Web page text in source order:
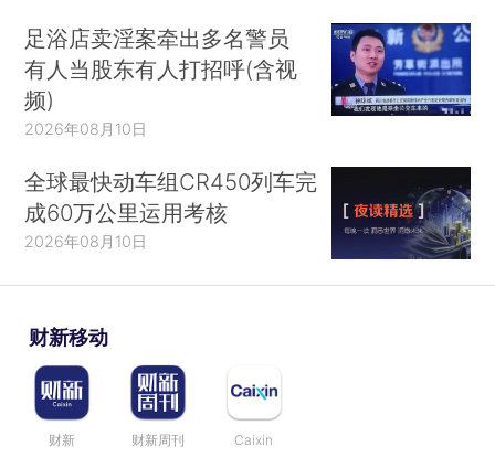
足浴店卖淫案牵出多名警员
有人当股东有人打招呼(含视
频)
2026年08月10日
全球最快动车组CR450列车完
成60万公里运用考核
2026年08月10日
财新移动
财新 财新周刊 Caixin